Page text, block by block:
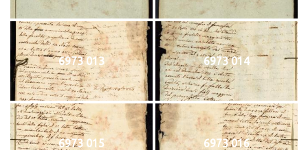
6973 013 6973 014
6973 015 6973 016